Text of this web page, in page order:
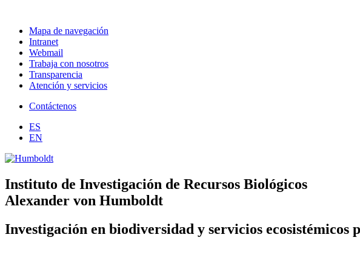
Mapa de navegación
Intranet
Webmail
Trabaja con nosotros
Transparencia
Atención y servicios
Contáctenos
ES
EN
Instituto de Investigación de Recursos Biológicos
Alexander von Humboldt
Investigación en biodiversidad y servicios ecosistémicos